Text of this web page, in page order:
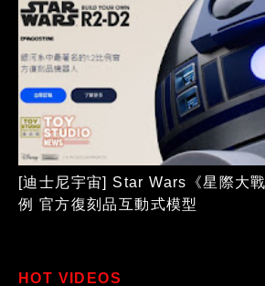
[迪士尼宇宙] Star Wars《星際大
例 官方復刻品互動式模型
HOT VIDEOS